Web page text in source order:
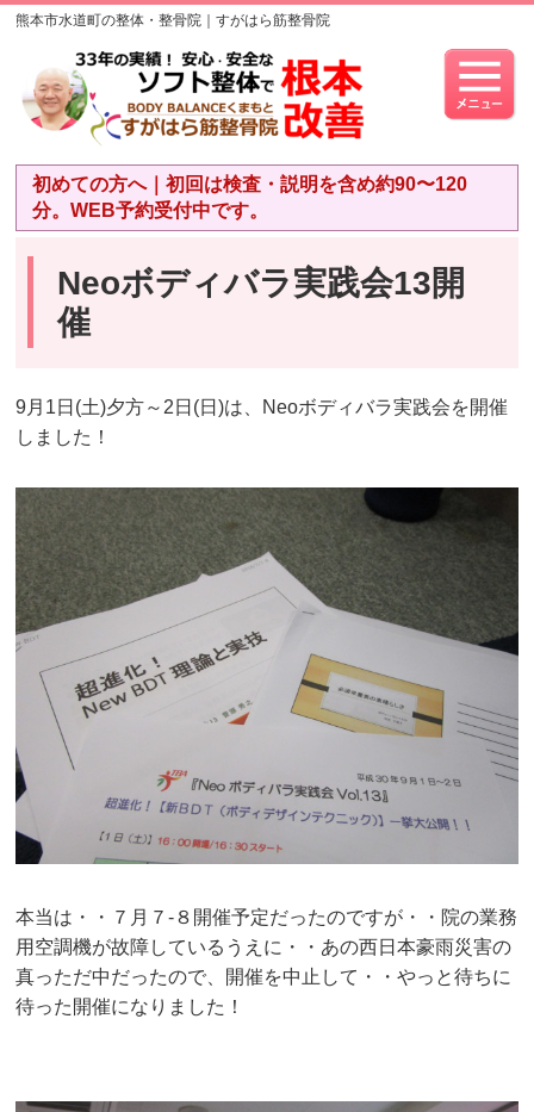
熊本市水道町の整体・整骨院｜すがはら筋整骨院
初めての方へ｜初回は検査・説明を含め約90〜120
分。WEB予約受付中です。
Neoボディバラ実践会13開
催
9月1日(土)夕方～2日(日)は、Neoボディバラ実践会を開催
しました！
本当は・・７月７-８開催予定だったのですが・・院の業務
用空調機が故障しているうえに・・あの西日本豪雨災害の
真っただ中だったので、開催を中止して・・やっと待ちに
待った開催になりました！